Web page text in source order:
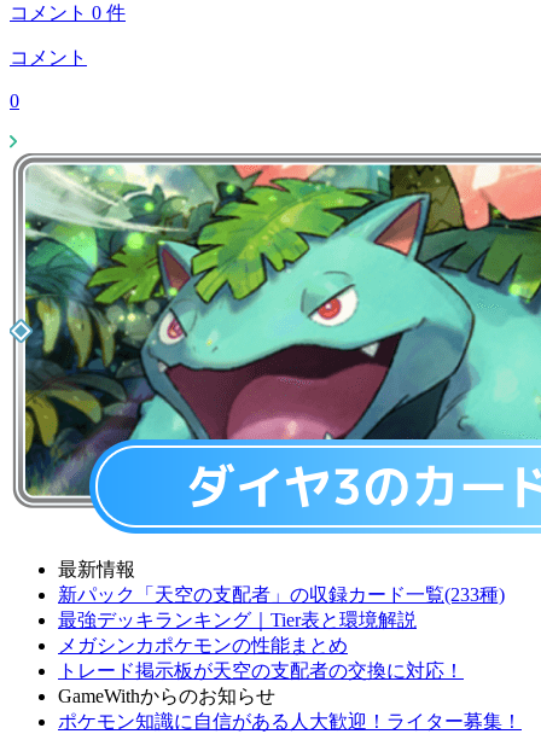
コメント 0 件
コメント
0
最新情報
新パック「天空の支配者」の収録カード一覧(233種)
最強デッキランキング｜Tier表と環境解説
メガシンカポケモンの性能まとめ
トレード掲示板が天空の支配者の交換に対応！
GameWithからのお知らせ
ポケモン知識に自信がある人大歓迎！ライター募集！